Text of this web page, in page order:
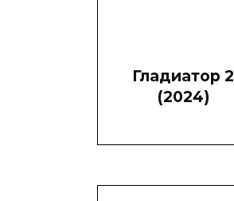
Гладиатор 2
(2024)